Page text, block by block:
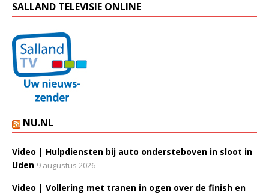
SALLAND TELEVISIE ONLINE
NU.NL
Video | Hulpdiensten bij auto ondersteboven in sloot in
Uden 9 augustus 2026
Video | Vollering met tranen in ogen over de finish en